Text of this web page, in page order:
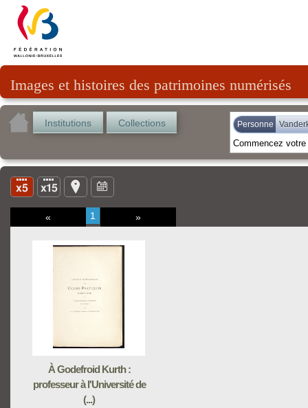
Images et histoires des patrimoines numérisés
Institutions Collections Personne
« 1 »
À Godefroid Kurth :
professeur à l'Université de
(...)